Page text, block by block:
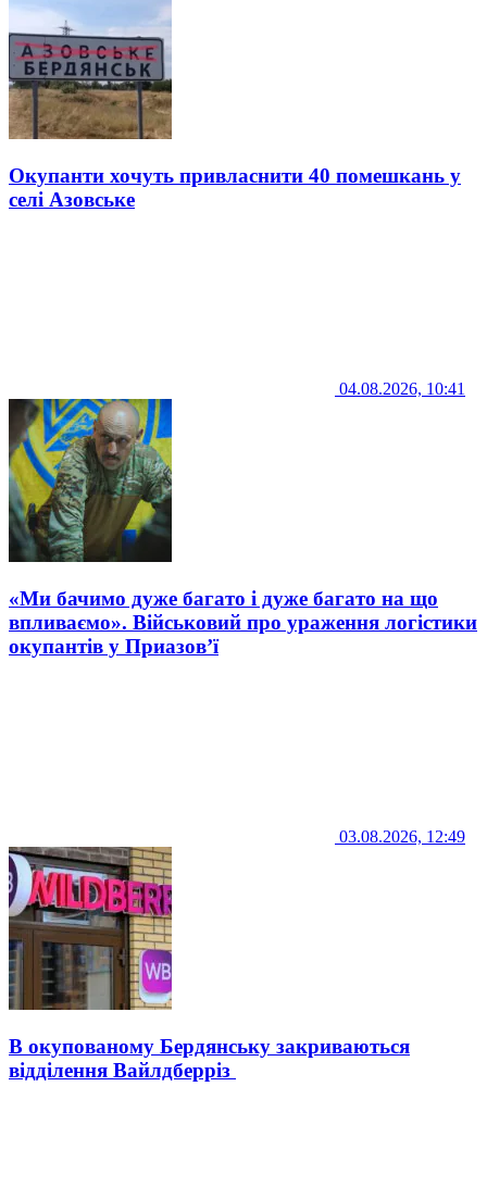
Окупанти хочуть привласнити 40 помешкань у
селі Азовське
04.08.2026, 10:41
«Ми бачимо дуже багато і дуже багато на що
впливаємо». Військовий про ураження логістики
окупантів у Приазов’ї
03.08.2026, 12:49
В окупованому Бердянську закриваються
відділення Вайлдберріз